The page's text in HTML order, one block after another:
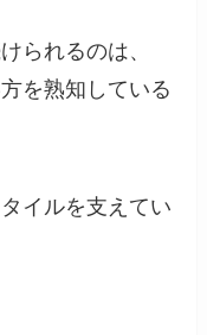
られるのは、
を熟知している
イルを支えてい